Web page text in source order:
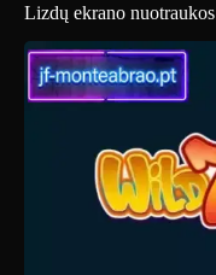
Lizdų ekrano nuotraukos